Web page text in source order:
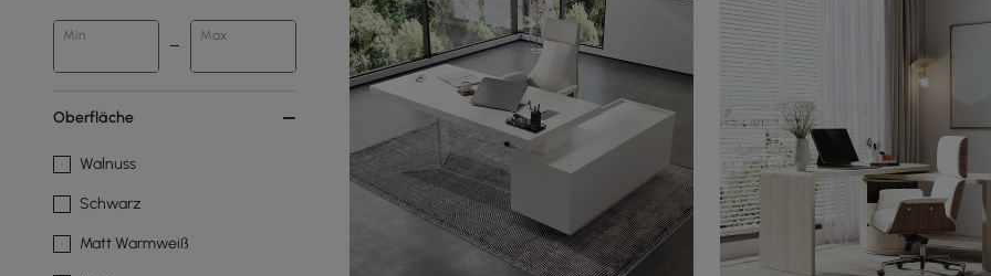
Min Max
Oberfläche
Walnuss
Schwarz
Matt Warmweiß